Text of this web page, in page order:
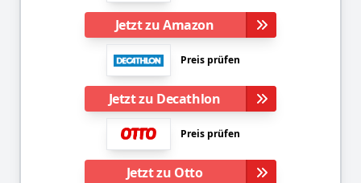
Jetzt zu Amazon
Preis prüfen
Jetzt zu Decathlon
Preis prüfen
Jetzt zu Otto